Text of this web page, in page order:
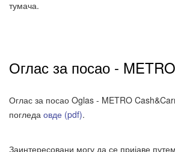
тумача.
Оглас за посао -
Оглас за посао Oglas - METRO
погледа овде (pdf).
Заинтересовани могу да се пријаве